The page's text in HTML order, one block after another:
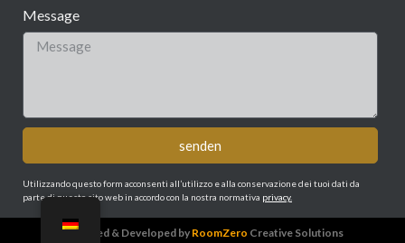
Message
senden
Utilizzando questo form acconsenti all’utilizzo e alla conservazione dei tuoi dati da
parte di questo sito web in accordo con la nostra normativa privacy.
Designed & Developed by RoomZero Creative Solutions